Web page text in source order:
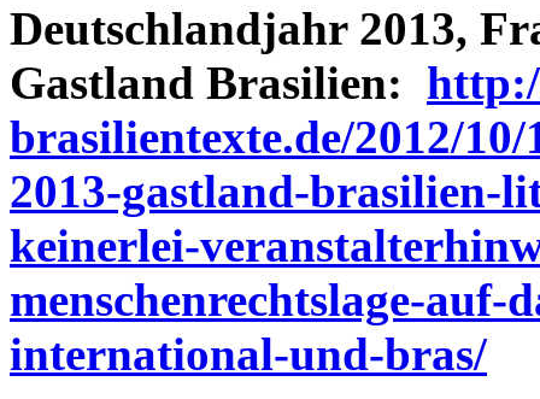
Deutschlandjahr 2013,
Gastland Brasilien:
brasilientexte.de/2012/
2013-gastland-brasilien-
keinerlei-
menschenrechtslage-
international-und-bras/